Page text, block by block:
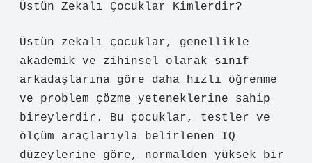
Üstün Zekalı Çocuklar Kimlerdir?
Üstün zekalı çocuklar, genellikle
akademik ve zihinsel olarak sınıf
arkadaşlarına göre daha hızlı öğrenme
ve problem çözme yeteneklerine sahip
bireylerdir. Bu çocuklar, testler ve
ölçüm araçlarıyla belirlenen IQ
düzeylerine göre, normalden yüksek bir